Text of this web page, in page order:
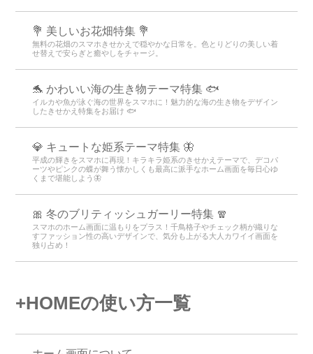
💐 美しいお花畑特集 💐
無料の花畑のスマホきせかえで穏やかな日常を。色とりどりの美しい着
せ替えで安らぎと癒やしをチャージ。
🐬 かわいい海の生き物テーマ特集 🐟
イルカや魚が泳ぐ海の世界をスマホに！魅力的な海の生き物をデザイン
したきせかえ特集をお届け 🐟
💎 キュートな姫系テーマ特集 🦋
平成の輝きをスマホに再現！キラキラ姫系のきせかえテーマで、デコパ
ーツやピンクの蝶が舞う懐かしくも最高に派手なホーム画面を毎日心ゆ
くまで堪能しよう🦋
🎀 冬のブリティッシュガーリー特集 🧣
スマホのホーム画面に温もりをプラス！千鳥格子やチェック柄が織りな
すファッション性の高いデザインで、気分も上がる大人カワイイ画面を
独り占め！
+HOMEの使い方一覧